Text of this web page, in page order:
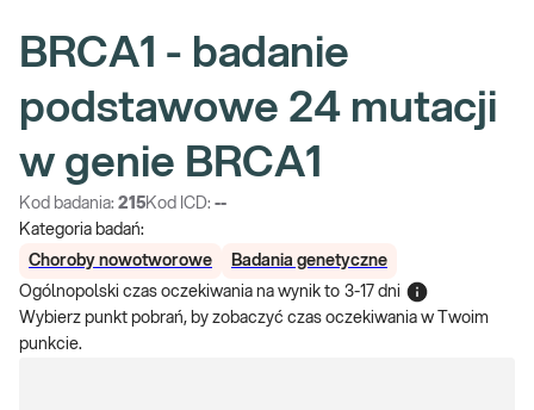
BRCA1 - badanie
podstawowe 24 mutacji
w genie BRCA1
Kod badania: 215Kod ICD: --
Kategoria badań:
Choroby nowotworowe
Badania genetyczne
Ogólnopolski czas oczekiwania na wynik to 3-17 dni
Wybierz punkt pobrań, by zobaczyć czas oczekiwania w Twoim
punkcie.